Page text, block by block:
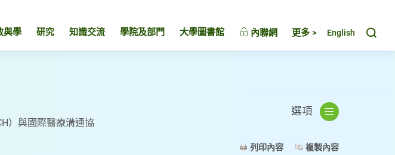
與學 研究 知識交流 學院及部門 大學圖書館 內聯網 更多 > English
）與國際醫療溝通協
選項
列印內容 複製內容